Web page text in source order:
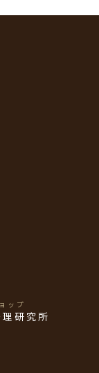
ップ
研究所